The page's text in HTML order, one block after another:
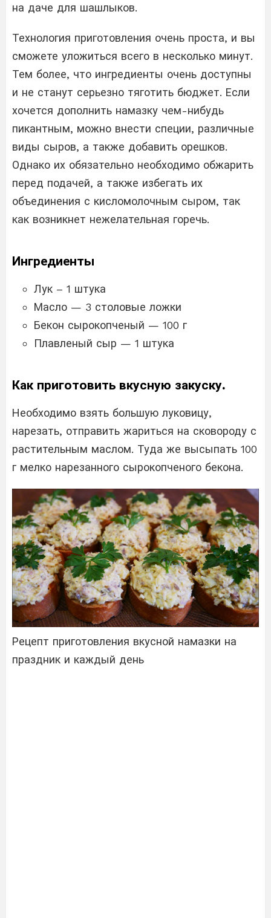
на даче для шашлыков.
Технология приготовления очень проста, и вы
сможете уложиться всего в несколько минут.
Тем более, что ингредиенты очень доступны
и не станут серьезно тяготить бюджет. Если
хочется дополнить намазку чем-нибудь
пикантным, можно внести специи, различные
виды сыров, а также добавить орешков.
Однако их обязательно необходимо обжарить
перед подачей, а также избегать их
объединения с кисломолочным сыром, так
как возникнет нежелательная горечь.
Ингредиенты
Лук – 1 штука
Масло — 3 столовые ложки
Бекон сырокопченый — 100 г
Плавленый сыр — 1 штука
Как приготовить вкусную закуску.
Необходимо взять большую луковицу,
нарезать, отправить жариться на сковороду с
растительным маслом. Туда же высыпать 100
г мелко нарезанного сырокопченого бекона.
Рецепт приготовления вкусной намазки на
праздник и каждый день